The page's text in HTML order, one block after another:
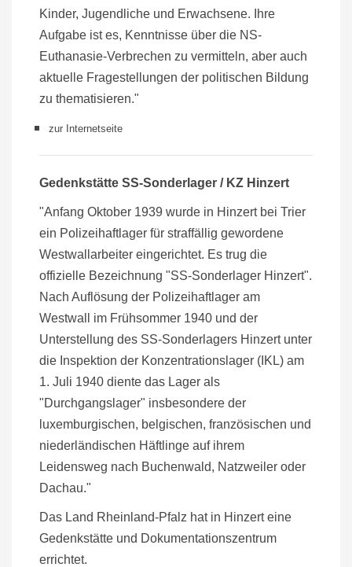
Kinder, Jugendliche und Erwachsene. Ihre
Aufgabe ist es, Kenntnisse über die NS-
Euthanasie-Verbrechen zu vermitteln, aber auch
aktuelle Fragestellungen der politischen Bildung
zu thematisieren."
zur Internetseite
Gedenkstätte SS-Sonderlager / KZ Hinzert
"Anfang Oktober 1939 wurde in Hinzert bei Trier
ein Polizeihaftlager für straffällig gewordene
Westwallarbeiter eingerichtet. Es trug die
offizielle Bezeichnung "SS-Sonderlager Hinzert".
Nach Auflösung der Polizeihaftlager am
Westwall im Frühsommer 1940 und der
Unterstellung des SS-Sonderlagers Hinzert unter
die Inspektion der Konzentrationslager (IKL) am
1. Juli 1940 diente das Lager als
"Durchgangslager" insbesondere der
luxemburgischen, belgischen, französischen und
niederländischen Häftlinge auf ihrem
Leidensweg nach Buchenwald, Natzweiler oder
Dachau."
Das Land Rheinland-Pfalz hat in Hinzert eine
Gedenkstätte und Dokumentationszentrum
errichtet.